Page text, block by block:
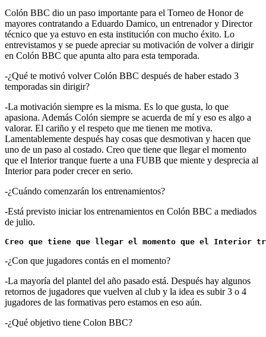
Colón BBC dio un paso importante para el Torneo de Honor de
mayores contratando a Eduardo Damico, un entrenador y Director
técnico que ya estuvo en esta institución con mucho éxito. Lo
entrevistamos y se puede apreciar su motivación de volver a dirigir
en Colón BBC que apunta alto para esta temporada.
-¿Qué te motivó volver Colón BBC después de haber estado 3
temporadas sin dirigir?
-La motivación siempre es la misma. Es lo que gusta, lo que
apasiona. Además Colón siempre se acuerda de mí y eso es algo a
valorar. El cariño y el respeto que me tienen me motiva.
Lamentablemente después hay cosas que desmotivan y hacen que
uno de un paso al costado. Creo que tiene que llegar el momento
que el Interior tranque fuerte a una FUBB que miente y desprecia al
Interior para poder crecer en serio.
-¿Cuándo comenzarán los entrenamientos?
-Está previsto iniciar los entrenamientos en Colón BBC a mediados
de julio.
Creo que tiene que llegar el momento que el Interior
-¿Con que jugadores contás en el momento?
-La mayoría del plantel del año pasado está. Después hay algunos
retornos de jugadores que vuelven al club y la idea es subir 3 o 4
jugadores de las formativas pero estamos en eso aún.
-¿Qué objetivo tiene Colon BBC?